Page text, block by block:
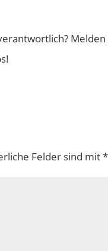
Melden
Felder sind mit*